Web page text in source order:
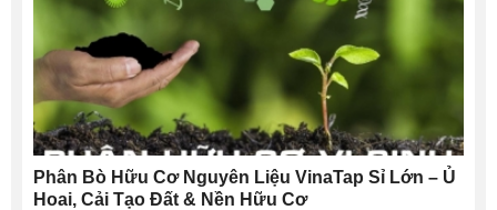
Phân Bò Hữu Cơ Nguyên Liệu VinaTap Sỉ Lớn – Ủ
Hoai, Cải Tạo Đất & Nền Hữu Cơ